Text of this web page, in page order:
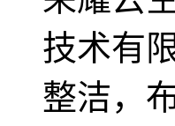
技术有
整洁，